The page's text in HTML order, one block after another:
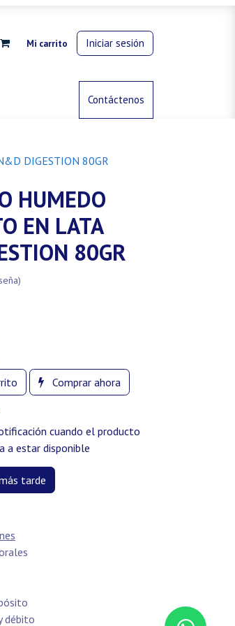
Mi carrito Iniciar sesión
Control de animalesContáctenos
DIGESTION 80GR
HUMEDO
EN LATA
80GR
Comprar ahora
cuando el producto
a estar disponible
tarde
débito